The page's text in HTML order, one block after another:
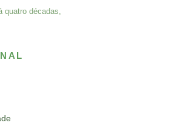
quatro décadas,